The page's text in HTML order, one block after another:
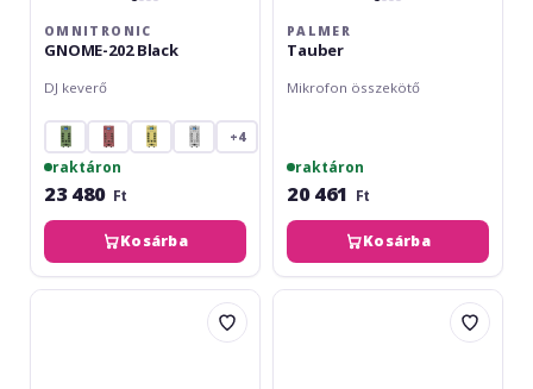
OMNITRONIC
GNOME-202 Black
DJ keverő
+4
raktáron
23 480 Ft
Kosárba
PALMER
Tauber
Mikrofon összekötő
raktáron
20 461 Ft
Kosárba
Studiomaster
Adam